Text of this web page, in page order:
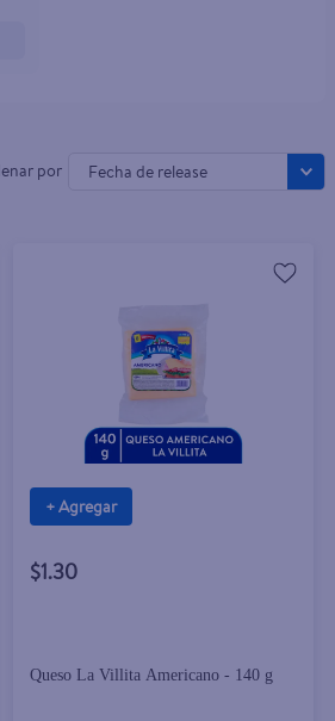
Fecha de release
+ Agregar
$1.30
Queso La Villita Americano - 140 g